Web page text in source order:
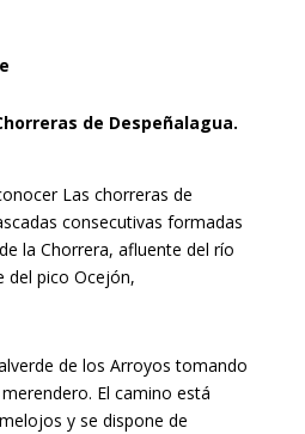
de Despeñalagua.
Las chorreras de
consecutivas formadas
la Chorrera, afluente del río
del pico Ocejón,
de los Arroyos tomando
El camino está
y se dispone de